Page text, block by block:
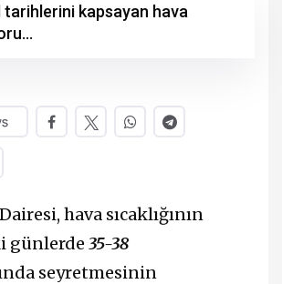
tarihlerini kapsayan hava
hava sıcaklığının
günlerde 35-38
seyretmesinin